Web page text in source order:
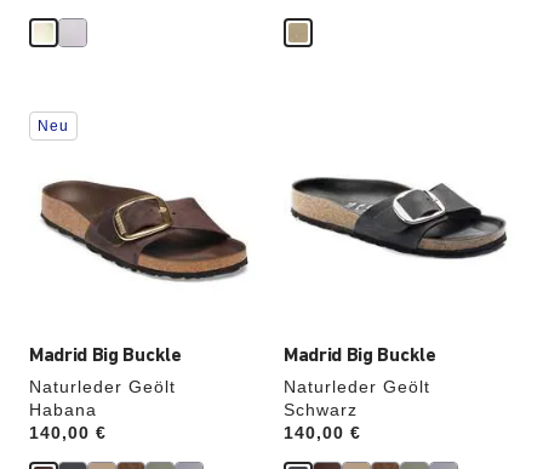
Madrid Big Buckle
Naturleder Geölt
Habana
Price:
140,00 €
Durch
Anklicken
Farben
werden
die
Produktbilder
aktualisiert.
Neu
Madrid Big Buckle
Naturleder Geölt
Schwarz
Price:
140,00 €
Farben
werden
die
Produktbilder